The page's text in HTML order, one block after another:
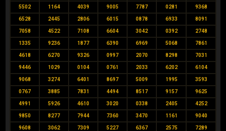
5502 1164 4039 9005 7787 0281 9368
6528 2445 2806 6015 0878 6933 8091
7058 4522 7108 6604 3042 0392 2748
1335 9236 1877 6390 6969 5068 7861
4618 6270 9326 0997 2070 8298 7031
9446 1029 0104 0761 2033 6202 6104
9068 3274 6401 8697 5009 1995 3593
0767 3885 7831 4494 8517 9157 9625
4991 5926 4610 3020 0338 2405 4252
9850 8277 7944 7360 3470 1161 9040
9608 3062 7309 5227 6367 2575 7289